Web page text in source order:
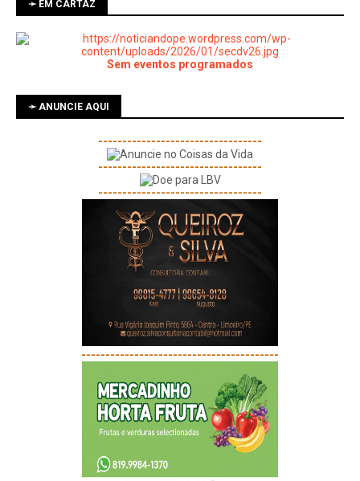
➛ EM CARTAZ
Sem eventos programados
➛ ANUNCIE AQUI
----------------------------------
----------------------------------
----------------------------------
-----------------------------------------